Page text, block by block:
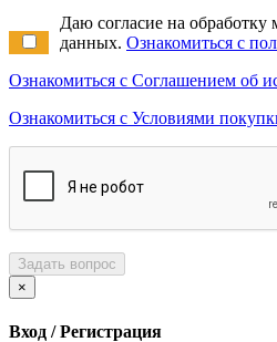
Даю согласие на
данных. Ознакомиться с
Ознакомиться с Соглашением об
Ознакомиться с Условиями
Задать вопрос
×
Вход / Регистрация